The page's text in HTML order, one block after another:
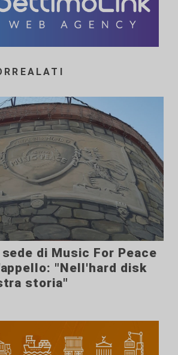
di Music For Peace
"Nell'hard disk
storia"